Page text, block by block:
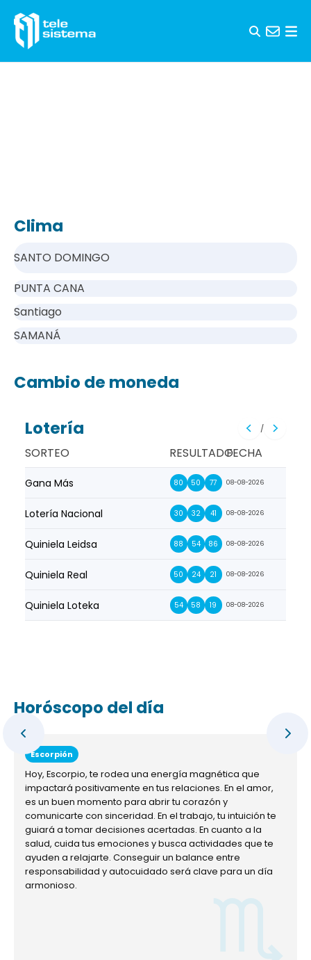
Clima
SANTO DOMINGO
PUNTA CANA
Santiago
SAMANÁ
Cambio de moneda
Lotería /
SORTEO RESULTADOFECHA
Gana Más 80 50 77 08-08-2026
Lotería Nacional 30 32 41 08-08-2026
Quiniela Leidsa 88 54 86 08-08-2026
Quiniela Real 50 24 21 08-08-2026
Quiniela Loteka 54 58 19 08-08-2026
Horóscopo del día
Escorpión
Hoy, Escorpio, te rodea una energía magnética que
impactará positivamente en tus relaciones. En el amor,
es un buen momento para abrir tu corazón y
comunicarte con sinceridad. En el trabajo, tu intuición te
guiará a tomar decisiones acertadas. En cuanto a la
salud, cuida tus emociones y busca actividades que te
ayuden a relajarte. Conseguir un balance entre
responsabilidad y autocuidado será clave para un día
armonioso.